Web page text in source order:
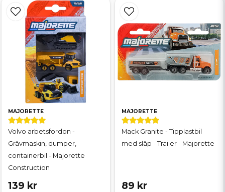
MAJORETTE
Volvo arbetsfordon -
Grävmaskin, dumper,
containerbil - Majorette
Construction
139 kr
MAJORETTE
Mack Granite - Tipplastbil
med släp - Trailer - Majorette
89 kr